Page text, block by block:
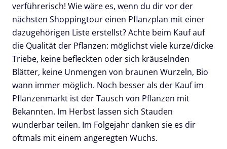
verführerisch! Wie wäre es, wenn du dir vor der
nächsten Shoppingtour einen Pflanzplan mit einer
dazugehörigen Liste erstellst? Achte beim Kauf auf
die Qualität der Pflanzen: möglichst viele kurze/dicke
Triebe, keine befleckten oder sich kräuselnden
Blätter, keine Unmengen von braunen Wurzeln, Bio
wann immer möglich. Noch besser als der Kauf im
Pflanzenmarkt ist der Tausch von Pflanzen mit
Bekannten. Im Herbst lassen sich Stauden
wunderbar teilen. Im Folgejahr danken sie es dir
oftmals mit einem angeregten Wuchs.